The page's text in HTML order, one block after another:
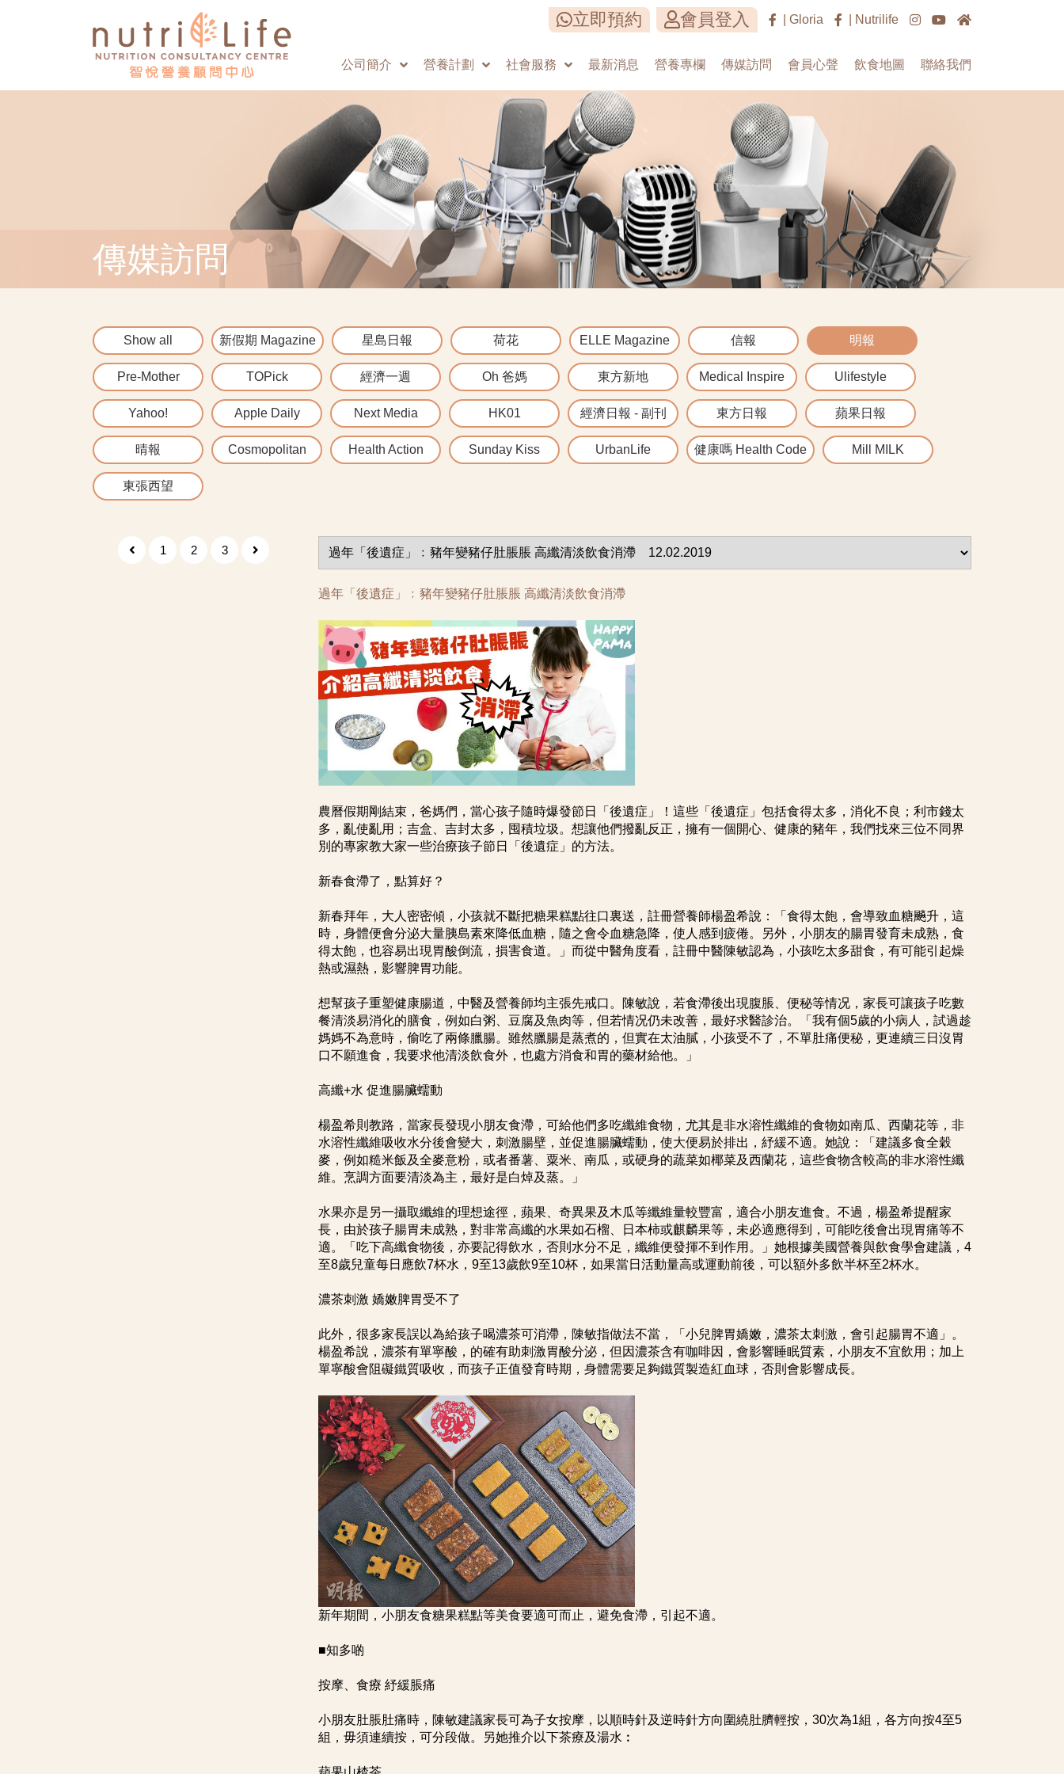
立即預約 會員登入 | Gloria | Nutrilife
公司簡介 營養計劃 社會服務 最新消息 營養專欄 傳媒訪問 會員心聲 飲食地圖 聯絡我們
傳媒訪問
Show all 新假期 Magazine 星島日報 荷花 ELLE Magazine 信報 明報
Pre-Mother TOPick 經濟一週 Oh 爸媽 東方新地 Medical Inspire Ulifestyle
Yahoo! Apple Daily Next Media HK01 經濟日報 - 副刊 東方日報 蘋果日報
晴報 Cosmopolitan Health Action Sunday Kiss UrbanLife 健康嗎 Health Code Mill MILK
東張西望
過年「後遺症」﹕豬年變豬仔肚脹脹 高纖清淡飲食消滯
農曆假期剛結束，爸媽們，當心孩子隨時爆發節日「後遺症」！這些「後遺症」包括食得太多，消化不良；利市錢太
多，亂使亂用；吉盒、吉封太多，囤積垃圾。想讓他們撥亂反正，擁有一個開心、健康的豬年，我們找來三位不同界
別的專家教大家一些治療孩子節日「後遺症」的方法。
新春食滯了，點算好？
新春拜年，大人密密傾，小孩就不斷把糖果糕點往口裏送，註冊營養師楊盈希說：「食得太飽，會導致血糖飈升，這
時，身體便會分泌大量胰島素來降低血糖，隨之會令血糖急降，使人感到疲倦。另外，小朋友的腸胃發育未成熟，食
得太飽，也容易出現胃酸倒流，損害食道。」而從中醫角度看，註冊中醫陳敏認為，小孩吃太多甜食，有可能引起燥
熱或濕熱，影響脾胃功能。
想幫孩子重塑健康腸道，中醫及營養師均主張先戒口。陳敏說，若食滯後出現腹脹、便秘等情况，家長可讓孩子吃數
餐清淡易消化的膳食，例如白粥、豆腐及魚肉等，但若情况仍未改善，最好求醫診治。「我有個5歲的小病人，試過趁
媽媽不為意時，偷吃了兩條臘腸。雖然臘腸是蒸煮的，但實在太油膩，小孩受不了，不單肚痛便秘，更連續三日沒胃
口不願進食，我要求他清淡飲食外，也處方消食和胃的藥材給他。」
高纖+水 促進腸臟蠕動
楊盈希則教路，當家長發現小朋友食滯，可給他們多吃纖維食物，尤其是非水溶性纖維的食物如南瓜、西蘭花等，非
水溶性纖維吸收水分後會變大，刺激腸壁，並促進腸臟蠕動，使大便易於排出，紓緩不適。她說：「建議多食全穀
麥，例如糙米飯及全麥意粉，或者番薯、粟米、南瓜，或硬身的蔬菜如椰菜及西蘭花，這些食物含較高的非水溶性纖
維。烹調方面要清淡為主，最好是白焯及蒸。」
水果亦是另一攝取纖維的理想途徑，蘋果、奇異果及木瓜等纖維量較豐富，適合小朋友進食。不過，楊盈希提醒家
長，由於孩子腸胃未成熟，對非常高纖的水果如石榴、日本柿或麒麟果等，未必適應得到，可能吃後會出現胃痛等不
適。「吃下高纖食物後，亦要記得飲水，否則水分不足，纖維便發揮不到作用。」她根據美國營養與飲食學會建議，4
至8歲兒童每日應飲7杯水，9至13歲飲9至10杯，如果當日活動量高或運動前後，可以額外多飲半杯至2杯水。
濃茶刺激 嬌嫩脾胃受不了
此外，很多家長誤以為給孩子喝濃茶可消滯，陳敏指做法不當，「小兒脾胃嬌嫩，濃茶太刺激，會引起腸胃不適」。
楊盈希說，濃茶有單寧酸，的確有助刺激胃酸分泌，但因濃茶含有咖啡因，會影響睡眠質素，小朋友不宜飲用；加上
單寧酸會阻礙鐵質吸收，而孩子正值發育時期，身體需要足夠鐵質製造紅血球，否則會影響成長。
新年期間，小朋友食糖果糕點等美食要適可而止，避免食滯，引起不適。
■知多啲
按摩、食療 紓緩脹痛
小朋友肚脹肚痛時，陳敏建議家長可為子女按摩，以順時針及逆時針方向圍繞肚臍輕按，30次為1組，各方向按4至5
組，毋須連續按，可分段做。另她推介以下茶療及湯水︰
1 2 3